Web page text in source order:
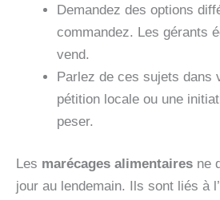
Demandez des options
commandez. Les gérants
vend.
Parlez de ces sujets dans
pétition locale ou une
peser.
Les marécages alimentaires ne
jour au lendemain. Ils sont liés à